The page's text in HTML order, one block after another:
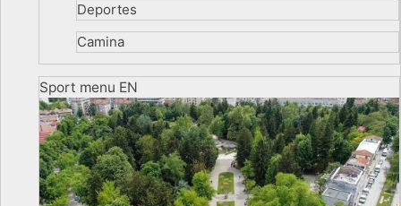
Deportes
Camina
Sport menu EN